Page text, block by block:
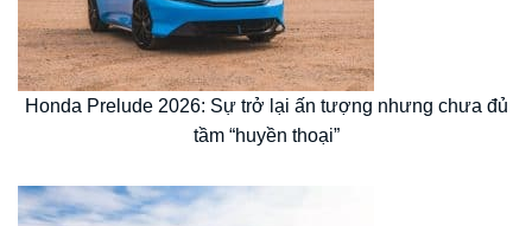
Honda Prelude 2026: Sự trở lại ấn tượng nhưng chưa đủ
tầm “huyền thoại”